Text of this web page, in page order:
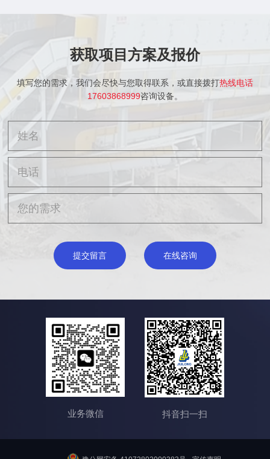
获取项目方案及报价
填写您的需求，我们会尽快与您取得联系，或直接拨打热线电话
17603868999咨询设备。
提交留言 在线咨询
业务微信 抖音扫一扫